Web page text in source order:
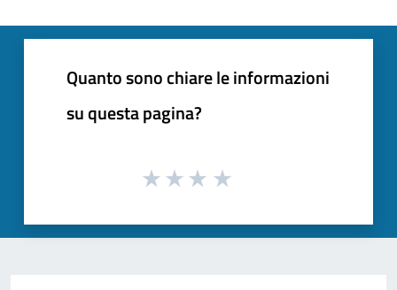
Quanto sono chiare le informazioni
su questa pagina?